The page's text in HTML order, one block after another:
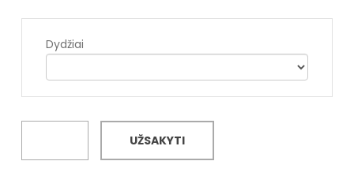
Dydžiai
UŽSAKYTI